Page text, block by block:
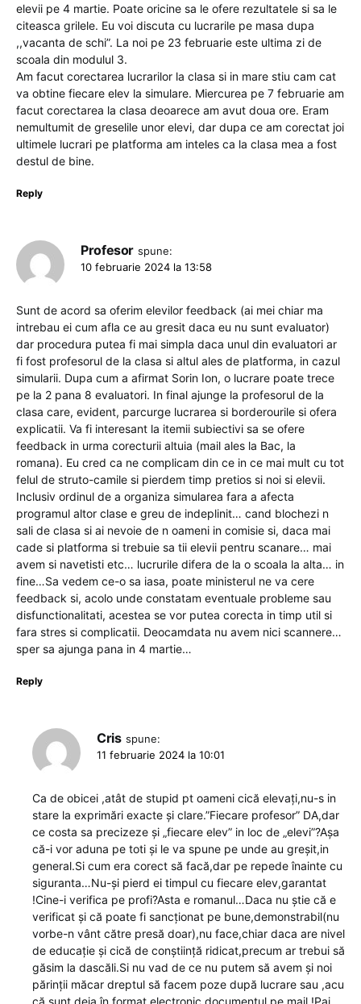
elevii pe 4 martie. Poate oricine sa le ofere rezultatele si sa le
citeasca grilele. Eu voi discuta cu lucrarile pe masa dupa
,,vacanta de schi”. La noi pe 23 februarie este ultima zi de
scoala din modulul 3.
Am facut corectarea lucrarilor la clasa si in mare stiu cam cat
va obtine fiecare elev la simulare. Miercurea pe 7 februarie am
facut corectarea la clasa deoarece am avut doua ore. Eram
nemultumit de greselile unor elevi, dar dupa ce am corectat joi
ultimele lucrari pe platforma am inteles ca la clasa mea a fost
destul de bine.
Reply
Profesor spune:
10 februarie 2024 la 13:58
Sunt de acord sa oferim elevilor feedback (ai mei chiar ma
intrebau ei cum afla ce au gresit daca eu nu sunt evaluator)
dar procedura putea fi mai simpla daca unul din evaluatori ar
fi fost profesorul de la clasa si altul ales de platforma, in cazul
simularii. Dupa cum a afirmat Sorin Ion, o lucrare poate trece
pe la 2 pana 8 evaluatori. In final ajunge la profesorul de la
clasa care, evident, parcurge lucrarea si borderourile si ofera
explicatii. Va fi interesant la itemii subiectivi sa se ofere
feedback in urma corecturii altuia (mail ales la Bac, la
romana). Eu cred ca ne complicam din ce in ce mai mult cu tot
felul de struto-camile si pierdem timp pretios si noi si elevii.
Inclusiv ordinul de a organiza simularea fara a afecta
programul altor clase e greu de indeplinit… cand blochezi n
sali de clasa si ai nevoie de n oameni in comisie si, daca mai
cade si platforma si trebuie sa tii elevii pentru scanare… mai
avem si navetisti etc… lucrurile difera de la o scoala la alta… in
fine…Sa vedem ce-o sa iasa, poate ministerul ne va cere
feedback si, acolo unde constatam eventuale probleme sau
disfunctionalitati, acestea se vor putea corecta in timp util si
fara stres si complicatii. Deocamdata nu avem nici scannere…
sper sa ajunga pana in 4 martie…
Reply
Cris spune:
11 februarie 2024 la 10:01
Ca de obicei ,atât de stupid pt oameni cică elevați,nu-s in
stare la exprimări exacte și clare.”Fiecare profesor” DA,dar
ce costa sa precizeze și „fiecare elev” in loc de „elevi”?Așa
că-i vor aduna pe toti și le va spune pe unde au greșit,in
general.Si cum era corect să facă,dar pe repede înainte cu
siguranta…Nu-și pierd ei timpul cu fiecare elev,garantat
!Cine-i verifica pe profi?Asta e romanul…Daca nu știe că e
verificat și că poate fi sancționat pe bune,demonstrabil(nu
vorbe-n vânt către presă doar),nu face,chiar daca are nivel
de educație și cică de conștiință ridicat,precum ar trebui să
găsim la dascăli.Si nu vad de ce nu putem să avem și noi
părinții măcar dreptul să facem poze după lucrare sau ,acu
că sunt deja în format electronic,documentul pe mail !Pai